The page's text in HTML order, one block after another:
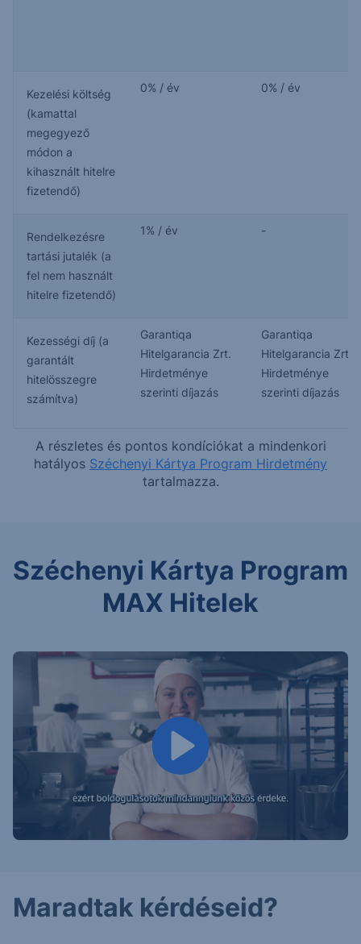
Kezelési költség
(kamattal
megegyező
módon a
kihasznált hitelre
fizetendő)
0% / év 0% / év
Rendelkezésre
tartási jutalék (a
fel nem használt
hitelre fizetendő)
1% / év -
Kezességi díj (a
garantált
hitelösszegre
számítva)
Garantiqa
Hitelgarancia Zrt.
Hirdetménye
szerinti díjazás
Garantiqa
Hitelgarancia Zrt.
Hirdetménye
szerinti díjazás
A részletes és pontos kondíciókat a mindenkori
hatályos Széchenyi Kártya Program Hirdetmény
tartalmazza.
Széchenyi Kártya Program
MAX Hitelek
Maradtak kérdéseid?